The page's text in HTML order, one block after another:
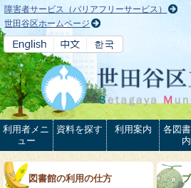
本文へ
障害者サービス（バリアフリーサービス）
世田谷区ホームページ
利用者メニ
ュー
資料を探す 利用案内
各図
内
図書館の利用の仕方